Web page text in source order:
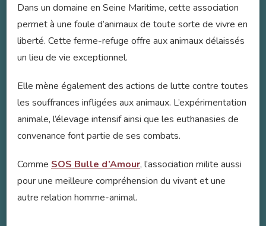
Dans un domaine en Seine Maritime, cette association
permet à une foule d’animaux de toute sorte de vivre en
liberté. Cette ferme-refuge offre aux animaux délaissés
un lieu de vie exceptionnel.
Elle mène également des actions de lutte contre toutes
les souffrances infligées aux animaux. L’expérimentation
animale, l’élevage intensif ainsi que les euthanasies de
convenance font partie de ses combats.
Comme SOS Bulle d’Amour, l’association milite aussi
pour une meilleure compréhension du vivant et une
autre relation homme-animal.